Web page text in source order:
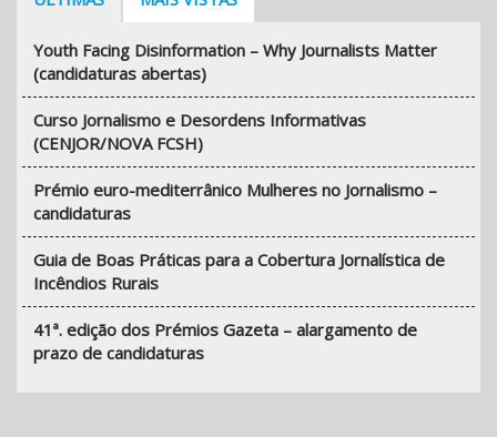
Youth Facing Disinformation – Why Journalists Matter
(candidaturas abertas)
Curso Jornalismo e Desordens Informativas
(CENJOR/NOVA FCSH)
Prémio euro-mediterrânico Mulheres no Jornalismo –
candidaturas
Guia de Boas Práticas para a Cobertura Jornalística de
Incêndios Rurais
41ª. edição dos Prémios Gazeta – alargamento de
prazo de candidaturas